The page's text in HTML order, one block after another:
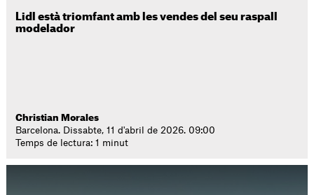
Lidl està triomfant amb les vendes del seu raspall
modelador
Christian Morales
Barcelona. Dissabte, 11 d'abril de 2026. 09:00
Temps de lectura: 1 minut